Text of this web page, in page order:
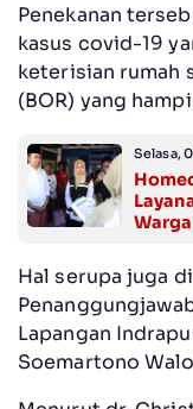
Penekanan
kasus covid-19
keterisian rumah
(BOR) yang
Selasa,
Hal serupa juga
Lapangan
Soemartono